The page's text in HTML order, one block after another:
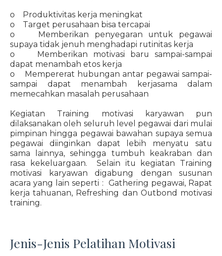
o Produktivitas kerja meningkat
o Target perusahaan bisa tercapai
o Memberikan penyegaran untuk pegawai
supaya tidak jenuh menghadapi rutinitas kerja
o Memberikan motivasi baru sampai-sampai
dapat menambah etos kerja
o Mempererat hubungan antar pegawai sampai-
sampai dapat menambah kerjasama dalam
memecahkan masalah perusahaan
Kegiatan Training motivasi karyawan pun
dilaksanakan oleh seluruh level pegawai dari mulai
pimpinan hingga pegawai bawahan supaya semua
pegawai diinginkan dapat lebih menyatu satu
sama lainnya, sehingga tumbuh keakraban dan
rasa kekeluargaan. Selain itu kegiatan Training
motivasi karyawan digabung dengan susunan
acara yang lain seperti : Gathering pegawai, Rapat
kerja tahuanan, Refreshing dan Outbond motivasi
training.
Jenis-Jenis Pelatihan Motivasi